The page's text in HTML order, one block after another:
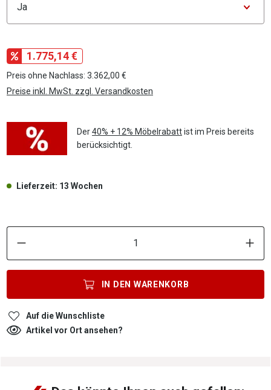
1.775,14 €
Preis ohne Nachlass: 3.362,00 €
Preise inkl. MwSt. zzgl. Versandkosten
Der40% + 12% Möbelrabattist im Preis bereits
berücksichtigt.
Lieferzeit: 13 Wochen
IN DEN WARENKORB
Auf die Wunschliste
Artikel vor Ort ansehen?